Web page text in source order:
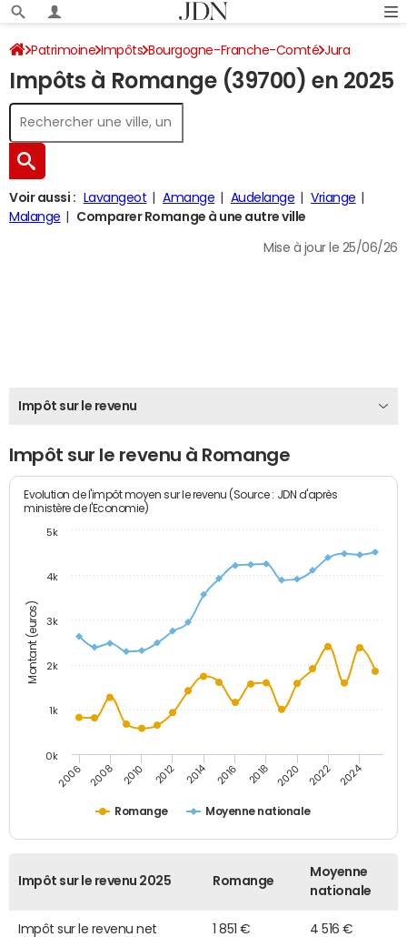
Patrimoine Impôts Bourgogne-Franche-Comté Jura
Romange Impôt sur le revenu
Impôts à Romange (39700) en 2025
Voir aussi : Lavangeot Amange Audelange
Vriange
Malange
Comparer Romange à une autre ville
Mise à jour le 25/06/26
Impôt sur le revenu
Impôt sur le revenu à Romange
Montant (euros)
Evolution de l'impôt moyen sur le revenu (Source : JDN d'après
ministère de l'Economie)
Romange Moyenne nationale
2006 2008 2010 2012 2014 2016 2018 2020 2022 2024
0k
1k
2k
3k
4k
5k
Impôt sur le revenu 2025 Romange
Moyenne
nationale
Impôt sur le revenu net
1 851 € 4 516 €